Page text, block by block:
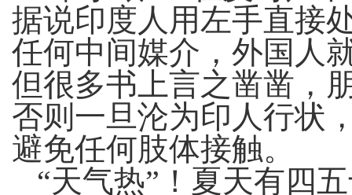
据说印度人用左手直接
任何中间媒介，外国人
但很多书上言之凿凿，
否则一旦沦为印人行状
避免任何肢体接触。
“天气热”！夏天有四